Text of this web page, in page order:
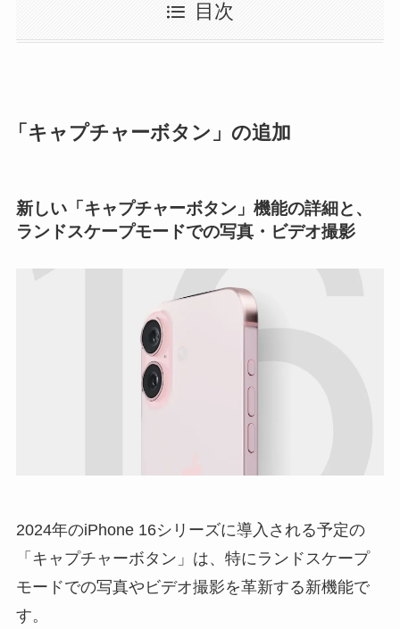
目次
「キャプチャーボタン」の追加
新しい「キャプチャーボタン」機能の詳細と、
ランドスケープモードでの写真・ビデオ撮影
2024年のiPhone 16シリーズに導入される予定の
「 キャプチャーボタン 」は、特にランドスケープ
モードでの写真やビデオ撮影を革新する新機能で
す。